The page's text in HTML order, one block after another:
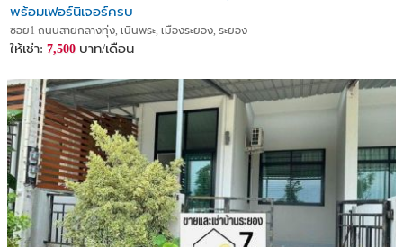
พร้อมเฟอร์นิเจอร์ครบ
ซอย1 ถนนสายกลางทุ่ง, เนินพระ, เมืองระยอง, ระยอง
ให้เช่า: 7,500 บาท/เดือน